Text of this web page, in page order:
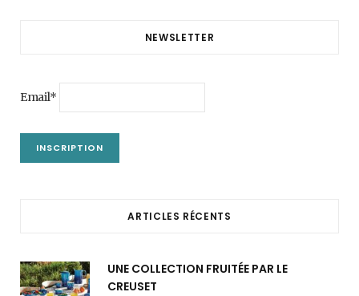
NEWSLETTER
Email*
ARTICLES RÉCENTS
UNE COLLECTION FRUITÉE PAR LE
CREUSET